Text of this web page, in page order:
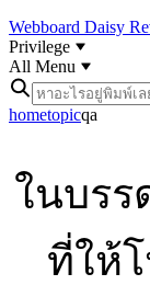
Webboard Daisy
Privilege
All Menu
hometopicqa
ในบรร
ที่ให้